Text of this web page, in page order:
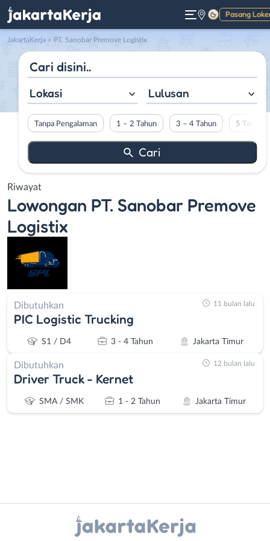
Pasang
Gelap
JakartaKerja > PT. Sanobar Premove Logistix
Lokasi Lulusan
Tanpa Pengalaman 1 – 2 Tahun 3 – 4 Tahun 5 Tahun
Riwayat
Lowongan PT. Sanobar Premove
Logistix
Dibutuhkan
PIC Logistic Trucking
S1 / D4 3 - 4 Tahun Jakarta Timur
11 bulan lalu
Dibutuhkan
Driver Truck - Kernet
SMA / SMK 1 - 2 Tahun Jakarta Timur
12 bulan lalu
Gizi
Work)
X - Twitter Telegram
Kanal Lainnya..